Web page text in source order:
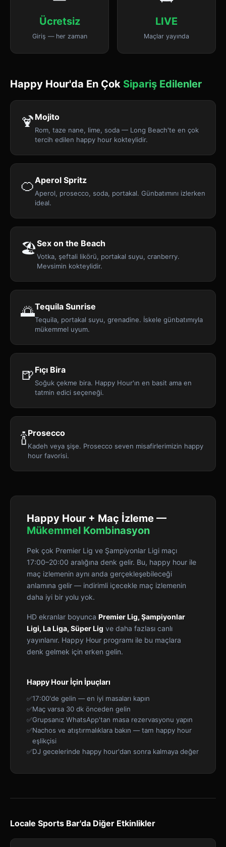
Ücretsiz
Giriş — her zaman
LIVE
Maçlar yayında
Happy Hour'da En Çok Sipariş Edilenler
🍹 Mojito
Rom, taze nane, lime, soda — Long Beach'te en çok
tercih edilen happy hour kokteylidir.
🍊Aperol Spritz
Aperol, prosecco, soda, portakal. Günbatımını izlerken
ideal.
🏖️Sex on the Beach
Votka, şeftali likörü, portakal suyu, cranberry.
Mevsimin kokteylidir.
🌅Tequila Sunrise
Tequila, portakal suyu, grenadine. İskele günbatımıyla
mükemmel uyum.
🍺 Fıçı Bira
Soğuk çekme bira. Happy Hour'ın en basit ama en
tatmin edici seçeneği.
🍾Prosecco
Kadeh veya şişe. Prosecco seven misafirlerimizin happy
hour favorisi.
Happy Hour + Maç İzleme —
Mükemmel Kombinasyon
Pek çok Premier Lig ve Şampiyonlar Ligi maçı
17:00–20:00 aralığına denk gelir. Bu, happy hour ile
maç izlemenin aynı anda gerçekleşebileceği
anlamına gelir — indirimli içecekle maç izlemenin
daha iyi bir yolu yok.
HD ekranlar boyunca Premier Lig, Şampiyonlar
Ligi, La Liga, Süper Lig ve daha fazlası canlı
yayınlanır. Happy Hour programı ile bu maçlara
denk gelmek için erken gelin.
Happy Hour İçin İpuçları
✅17:00'de gelin — en iyi masaları kapın
✅Maç varsa 30 dk önceden gelin
✅Grupsanız WhatsApp'tan masa rezervasyonu yapın
✅Nachos ve atıştırmalıklara bakın — tam happy hour
eşlikçisi
✅DJ gecelerinde happy hour'dan sonra kalmaya değer
Locale Sports Bar'da Diğer Etkinlikler